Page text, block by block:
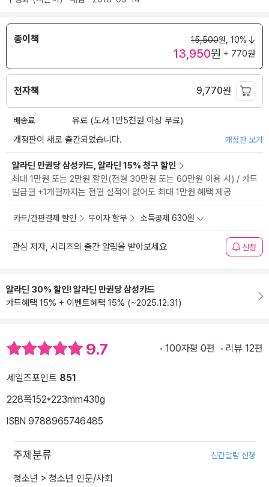
종이책 15,500원, 10%
13,950원 + 770원
전자책 9,770원
배송료
유료 (도서 1만5천원 이상 무료)
개정판이 새로 출간되었습니다.
개정판 보기
알라딘 만권당 삼성카드, 알라딘 15% 청구 할인
최대 1만원 또는 2만원 할인(전월 30만원 또는 60만원 이용 시) / 카드
발급월 +1개월까지는 전월 실적이 없어도 최대 1만원 혜택 제공
카드/간편결제 할인 무이자 할부 소득공제 630원
관심 저자, 시리즈의 출간 알림을 받아보세요 신청
알라딘 30% 할인! 알라딘 만권당 삼성카드
카드혜택 15% + 이벤트혜택 15% (~2025.12.31)
9.7 100자평 0편 리뷰 12편
세일즈포인트 851
228쪽152*223mm430g
ISBN 9788965746485
주제분류 신간알림 신청
청소년 > 청소년 인문/사회